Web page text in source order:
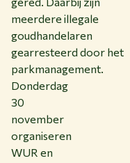
meerdere illegale
goudhandelaren
gearresteerd door het
parkmanagement.
Donderdag
30
november
organiseren
WUR en